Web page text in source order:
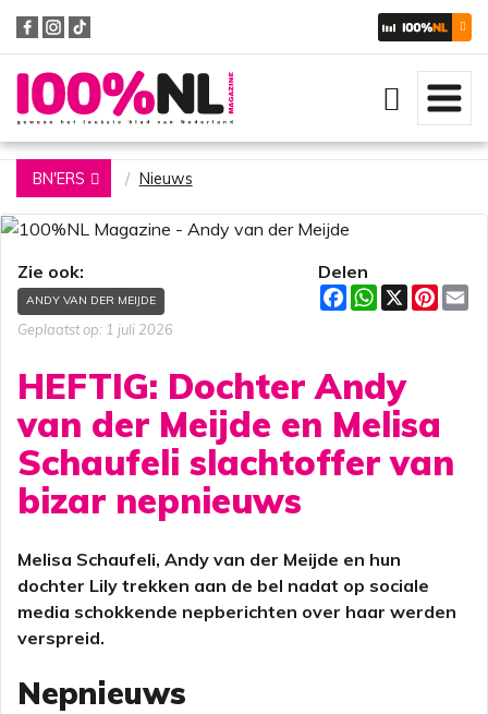
Zoeken
BN'ERS Nieuws
Zie ook:
ANDY VAN DER MEIJDE
Geplaatst op: 1 juli 2026
Delen
F
a
o
o
k
W
h
A
p
p
X
P
s
t
HEFTIG: Dochter Andy
van der Meijde en Melisa
Schaufeli slachtoffer van
bizar nepnieuws
Melisa Schaufeli, Andy van der Meijde en hun
dochter Lily trekken aan de bel nadat op sociale
media schokkende nepberichten over haar werden
verspreid.
Nepnieuws